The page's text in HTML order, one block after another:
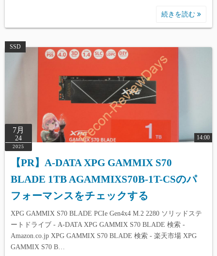
続きを読む
SSD
7月
24
2025
14:00
【PR】A-DATA XPG GAMMIX S70
BLADE 1TB AGAMMIXS70B-1T-CSのパ
フォーマンスをチェックする
XPG GAMMIX S70 BLADE PCIe Gen4x4 M.2 2280 ソリッドステ
ートドライブ - A-DATA XPG GAMMIX S70 BLADE 検索 -
Amazon.co.jp XPG GAMMIX S70 BLADE 検索 - 楽天市場 XPG
GAMMIX S70 B…